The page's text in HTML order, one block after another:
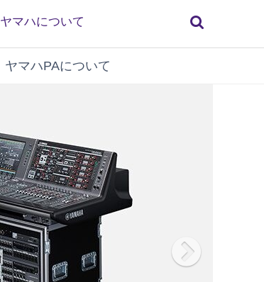
ヤマハについて
ヤマハPAについて